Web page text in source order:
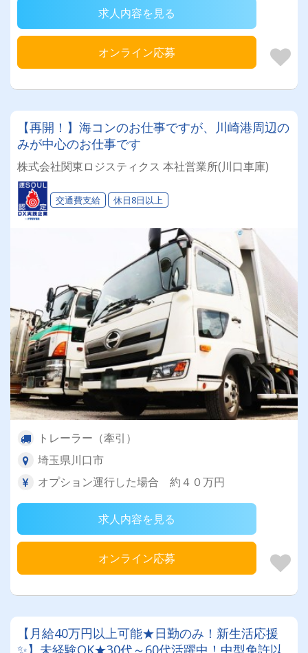
求人内容を見る
オンライン応募
【再開！】海コンのお仕事ですが、川崎港周辺の
みが中心のお仕事です
株式会社関東ロジスティクス 本社営業所(川口車庫)
交通費支給 休日8日以上
トレーラー（牽引）
埼玉県川口市
オプション運行した場合 約４０万円
求人内容を見る
オンライン応募
【月給40万円以上可能★日勤のみ！新生活応援
✨】未経験OK★30代～60代活躍中！中型免許以